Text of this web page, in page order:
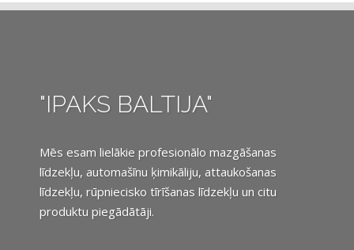
"IPAKS BALTIJA"
Mēs esam lielākie profesionālo mazgāšanas
līdzekļu, automašīnu ķimikāliju, attaukošanas
līdzekļu, rūpniecisko tīrīšanas līdzekļu un citu
produktu piegādātāji.